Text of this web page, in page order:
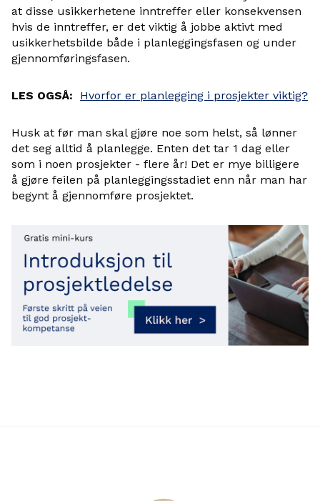
at disse usikkerhetene inntreffer eller konsekvensen
hvis de inntreffer, er det viktig å jobbe aktivt med
usikkerhetsbilde både i planleggingsfasen og under
gjennomføringsfasen.
LES OGSÅ: Hvorfor er planlegging i prosjekter viktig?
Husk at før man skal gjøre noe som helst, så lønner
det seg alltid å planlegge. Enten det tar 1 dag eller
som i noen prosjekter - flere år! Det er mye billigere
å gjøre feilen på planleggingsstadiet enn når man har
begynt å gjennomføre prosjektet.